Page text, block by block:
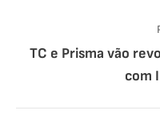
TC e Prisma vão
com